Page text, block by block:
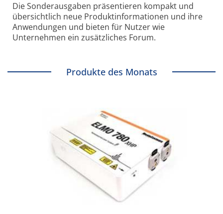
Die Sonder­ausgaben präsentieren kompakt und
übersichtlich neue Produkt­informationen und ihre
Anwendungen und bieten für Nutzer wie
Unternehmen ein zusätzliches Forum.
Produkte des Monats